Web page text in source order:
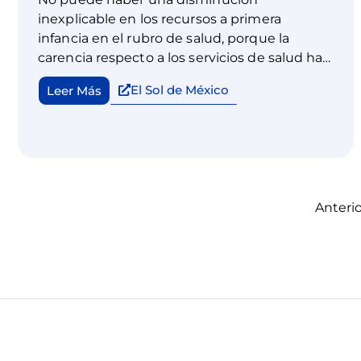
inexplicable en los recursos a primera
infancia en el rubro de salud, porque la
carencia respecto a los servicios de salud ha
aumentado. Los legisladores tienen la
responsabilidad de escuchar, de representar
Leer Más El Sol de México